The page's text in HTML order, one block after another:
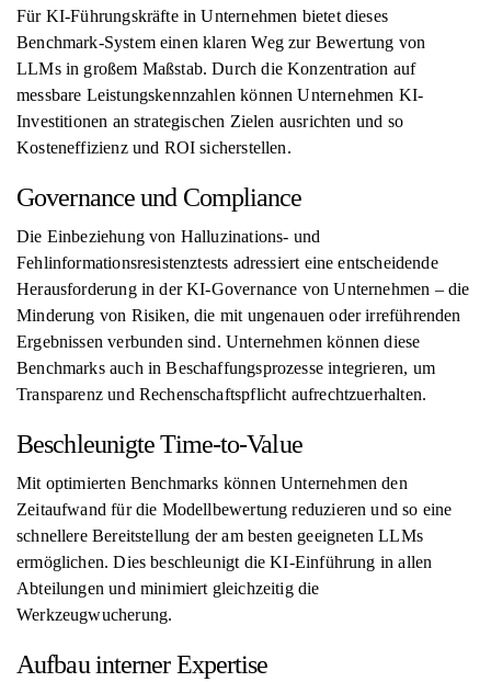
Für KI-Führungskräfte in Unternehmen bietet dieses
Benchmark-System einen klaren Weg zur Bewertung von
LLMs in großem Maßstab. Durch die Konzentration auf
messbare Leistungskennzahlen können Unternehmen KI-
Investitionen an strategischen Zielen ausrichten und so
Kosteneffizienz und ROI sicherstellen.
Governance und Compliance
Die Einbeziehung von Halluzinations- und
Fehlinformationsresistenztests adressiert eine entscheidende
Herausforderung in der KI-Governance von Unternehmen – die
Minderung von Risiken, die mit ungenauen oder irreführenden
Ergebnissen verbunden sind. Unternehmen können diese
Benchmarks auch in Beschaffungsprozesse integrieren, um
Transparenz und Rechenschaftspflicht aufrechtzuerhalten.
Beschleunigte Time-to-Value
Mit optimierten Benchmarks können Unternehmen den
Zeitaufwand für die Modellbewertung reduzieren und so eine
schnellere Bereitstellung der am besten geeigneten LLMs
ermöglichen. Dies beschleunigt die KI-Einführung in allen
Abteilungen und minimiert gleichzeitig die
Werkzeugwucherung.
Aufbau interner Expertise